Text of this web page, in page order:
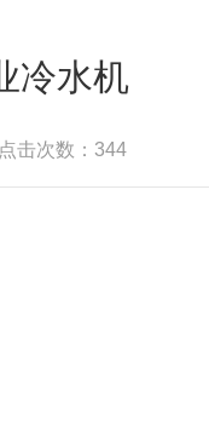
冷水机
点击次数：344